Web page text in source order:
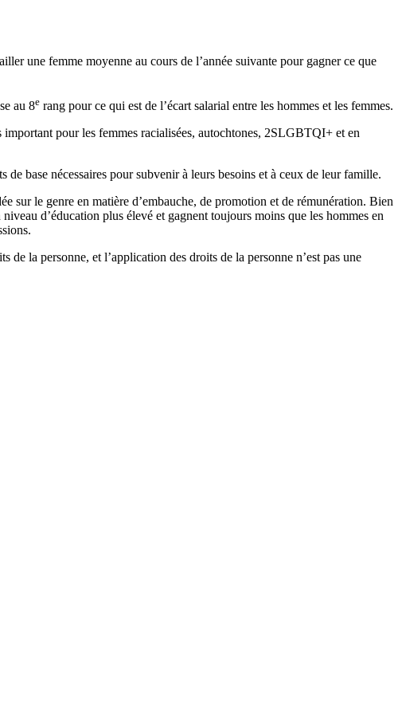
une femme moyenne au cours de l’année suivante pour gagner ce que
au 8e rang pour ce qui est de l’écart salarial entre les hommes et les femmes.
pour les femmes racialisées, autochtones, 2SLGBTQI+ et en
base nécessaires pour subvenir à leurs besoins et à ceux de leur famille.
sur le genre en matière d’embauche, de promotion et de rémunération. Bien
d’éducation plus élevé et gagnent toujours moins que les hommes en
la personne, et l’application des droits de la personne n’est pas une